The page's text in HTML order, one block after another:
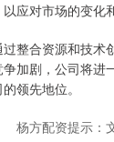
应对市场的变化
合资源和技术
加剧，公司将进
领先地位。
杨方配资提示：